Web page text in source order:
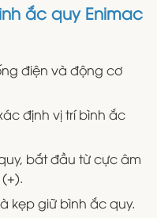
ắc quy Enimac
điện và động cơ
định vị trí bình ắc
bắt đầu từ cực âm
kẹp giữ bình ắc quy.